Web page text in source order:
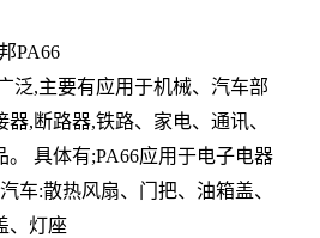
PA66
泛,主要有应用于机械、汽车部
,断路器,铁路、家电、通讯、
。 具体有;PA66应用于电子电器
车:散热风扇、门把、油箱盖、
、灯座